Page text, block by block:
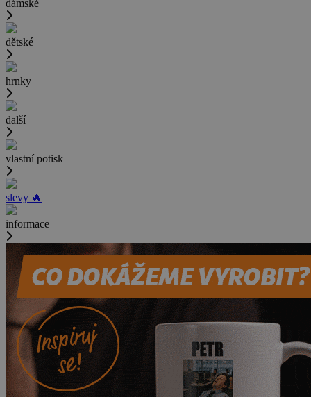
dámské
dětské
hrnky
další
vlastní potisk
slevy 🔥
informace